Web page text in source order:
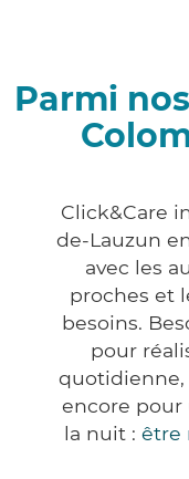
Parmi
Click&Care
de-Lauzun
avec les
proches et
besoins.
pour
quotidienne,
encore pour
la nuit : être